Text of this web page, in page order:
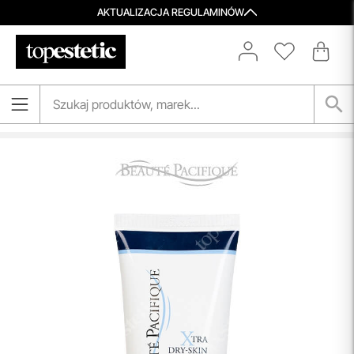
AKTUALIZACJA REGULAMINÓW
Darmowa Dostawa i Zwrot
efektywnej realizacji zamówień w naszym sklepie. Dzięki
wysyłane i dostarczane w ciągu zaledwie
Nowa jakość pielęgnacji z Topestetic! Skorzystaj z
indywidualnej konsultacji
kosmetologicznej, która
pomoże Ci dobrać idealne produkty do potrzeb Twojej
skóry. Zaufaj naszym specjalistom i zadbaj o swoją cerę jak